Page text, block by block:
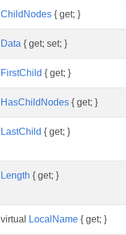
ChildNodes { get; }
Data { get; set; }
FirstChild { get; }
HasChildNodes { get; }
LastChild { get; }
Length { get; }
virtual LocalName { get; }